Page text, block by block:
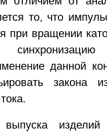
то, что
при вращении
синхронизацию
данной
закона
изделий